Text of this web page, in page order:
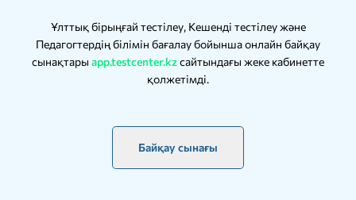
Ұлттық бірыңғай тестілеу, Кешенді тестілеу және
Педагогтердің білімін бағалау бойынша онлайн байқау
сынақтары app.testcenter.kzсайтындағы жеке кабинетте
қолжетімді.
Байқау сынағы